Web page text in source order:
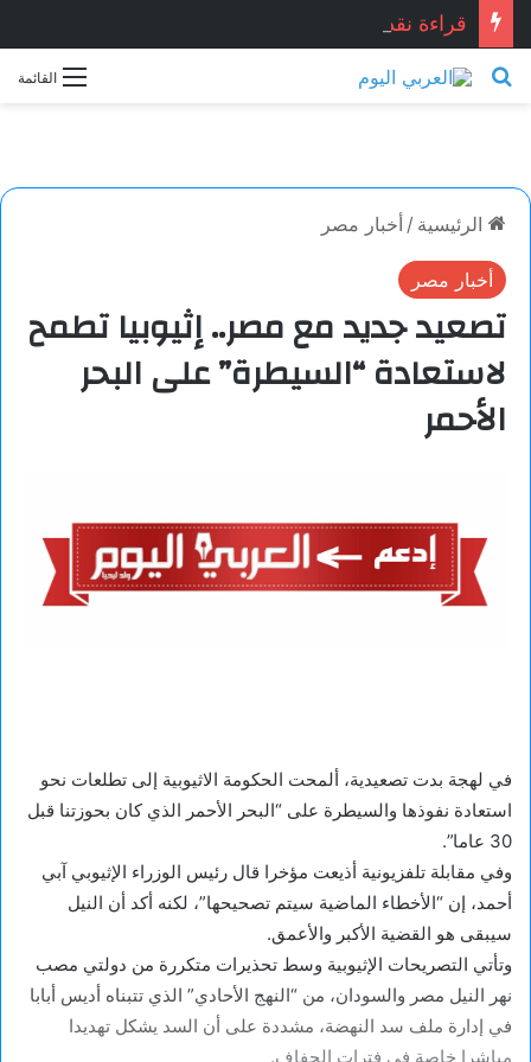
القائمة بحث عن
الرئيسية / أخبار مصر
أخبار مصر
تصعيد جديد مع مصر.. إثيوبيا تطمح
لاستعادة “السيطرة” على البحر
الأحمر
في لهجة بدت تصعيدية، ألمحت الحكومة الاثيوبية إلى تطلعات نحو
استعادة نفوذها والسيطرة على “البحر الأحمر الذي كان بحوزتنا قبل
30 عاما”.
وفي مقابلة تلفزيونية أذيعت مؤخرا قال رئيس الوزراء الإثيوبي آبي
أحمد، إن “الأخطاء الماضية سيتم تصحيحها”، لكنه أكد أن النيل
سيبقى هو القضية الأكبر والأعمق.
وتأتي التصريحات الإثيوبية وسط تحذيرات متكررة من دولتي مصب
نهر النيل مصر والسودان، من “النهج الأحادي” الذي تتبناه أديس أبابا
في إدارة ملف سد النهضة، مشددة على أن السد يشكل تهديدا
مباشرا خاصة في فترات الجفاف.